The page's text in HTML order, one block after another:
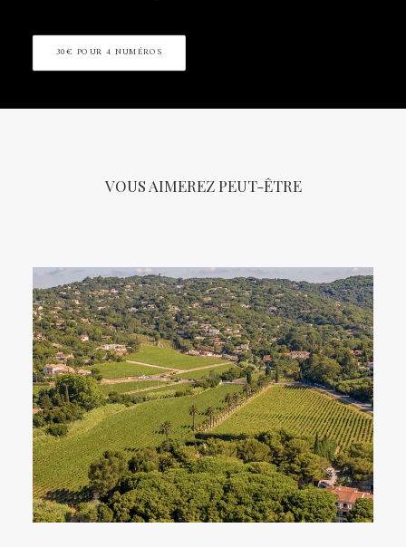
30€ POUR 4 NUMÉROS
VOUS AIMEREZ PEUT-ÊTRE